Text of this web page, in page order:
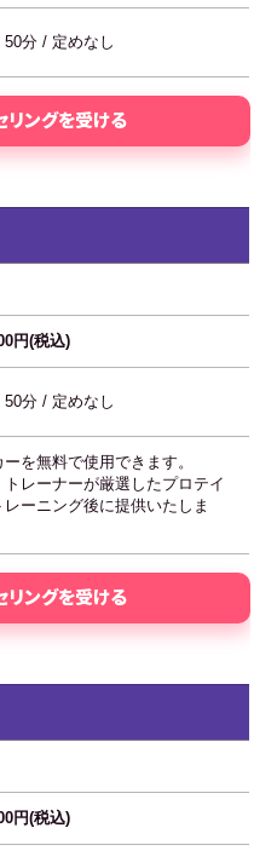
50分 / 定めなし
リングを受ける
円(税込)
50分 / 定めなし
ーを無料で使用できます。
トレーナーが厳選したプロテイ
レーニング後に提供いたしま
リングを受ける
円(税込)